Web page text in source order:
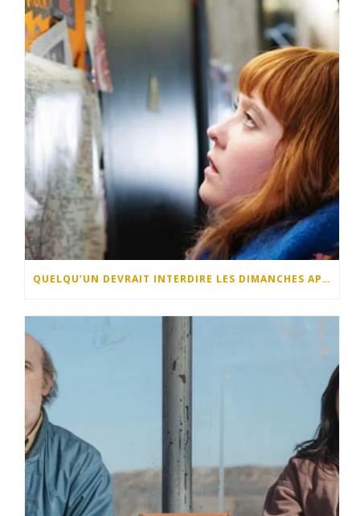
QUELQU’UN DEVRAIT INTERDIRE LES DIMANCHES APRÈS-MIDI